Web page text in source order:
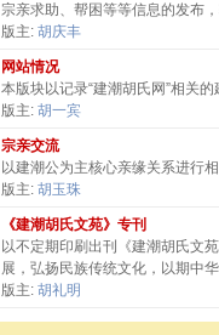
宗亲求助、帮困等等信息的发布
版主: 胡庆丰
网站情况
本版块以记录“建潮胡氏网”相关的
版主: 胡一宾
宗亲交流
以建潮公为主核心亲缘关系进行
版主: 胡玉珠
《建潮胡氏文苑》专刊
以不定期印刷出刊《建潮胡氏文
展，弘扬民族传统文化，以期中
版主: 胡礼明